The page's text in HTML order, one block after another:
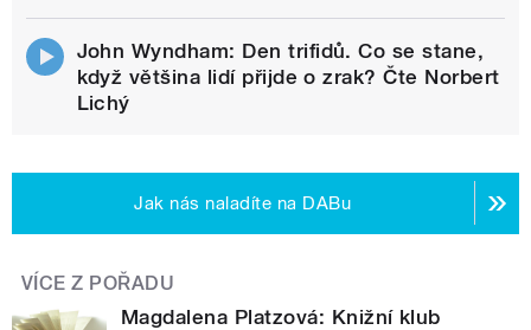
John Wyndham: Den trifidů. Co se stane,
když většina lidí přijde o zrak? Čte Norbert
Lichý
Jak nás naladíte na DABu
VÍCE Z POŘADU
Magdalena Platzová: Knižní klub